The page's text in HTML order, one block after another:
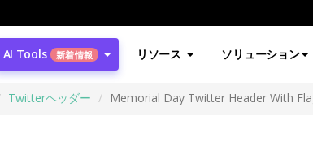
AI Tools 新着情報 リソース ソリューション
Twitterヘッダー Memorial Day Twitter Header With